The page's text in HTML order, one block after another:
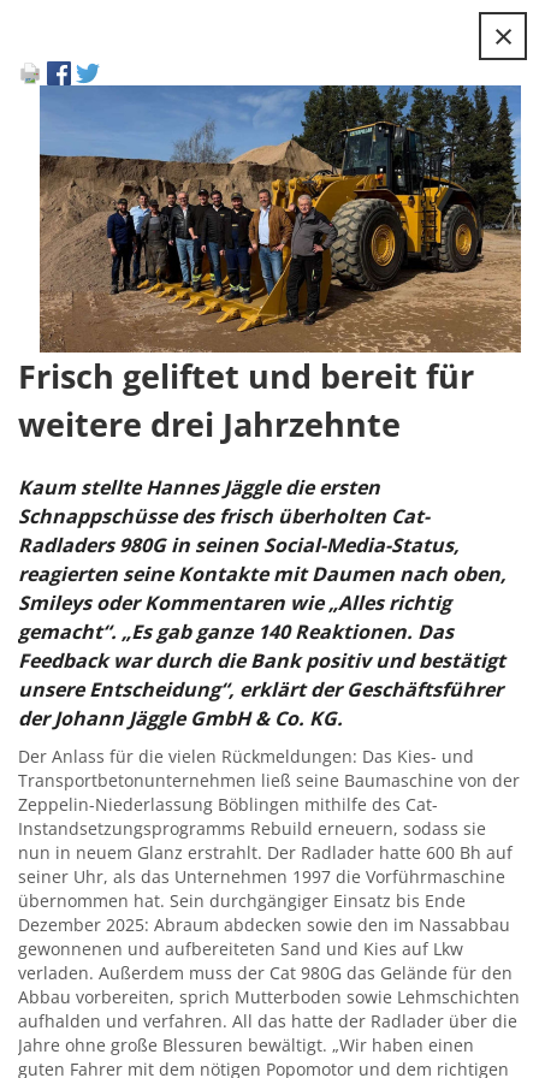
×
Frisch geliftet und bereit für
weitere drei Jahrzehnte
Kaum stellte Hannes Jäggle die ersten
Schnappschüsse des frisch überholten Cat-
Radladers 980G in seinen Social-Media-Status,
reagierten seine Kontakte mit Daumen nach oben,
Smileys oder Kommentaren wie „Alles richtig
gemacht“. „Es gab ganze 140 Reaktionen. Das
Feedback war durch die Bank positiv und bestätigt
unsere Entscheidung“, erklärt der Geschäftsführer
der Johann Jäggle GmbH & Co. KG.
Der Anlass für die vielen Rückmeldungen: Das Kies- und
Transportbetonunternehmen ließ seine Baumaschine von der
Zeppelin-Niederlassung Böblingen mithilfe des Cat-
Instandsetzungsprogramms Rebuild erneuern, sodass sie
nun in neuem Glanz erstrahlt. Der Radlader hatte 600 Bh auf
seiner Uhr, als das Unternehmen 1997 die Vorführmaschine
übernommen hat. Sein durchgängiger Einsatz bis Ende
Dezember 2025: Abraum abdecken sowie den im Nassabbau
gewonnenen und aufbereiteten Sand und Kies auf Lkw
verladen. Außerdem muss der Cat 980G das Gelände für den
Abbau vorbereiten, sprich Mutterboden sowie Lehmschichten
aufhalden und verfahren. All das hatte der Radlader über die
Jahre ohne große Blessuren bewältigt. „Wir haben einen
guten Fahrer mit dem nötigen Popomotor und dem richtigen